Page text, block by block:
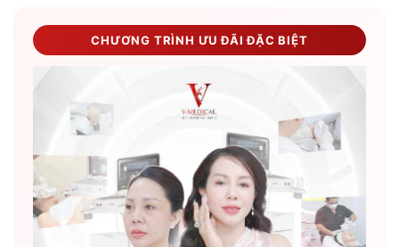
CHƯƠNG TRÌNH ƯU ĐÃI ĐẶC BIỆT